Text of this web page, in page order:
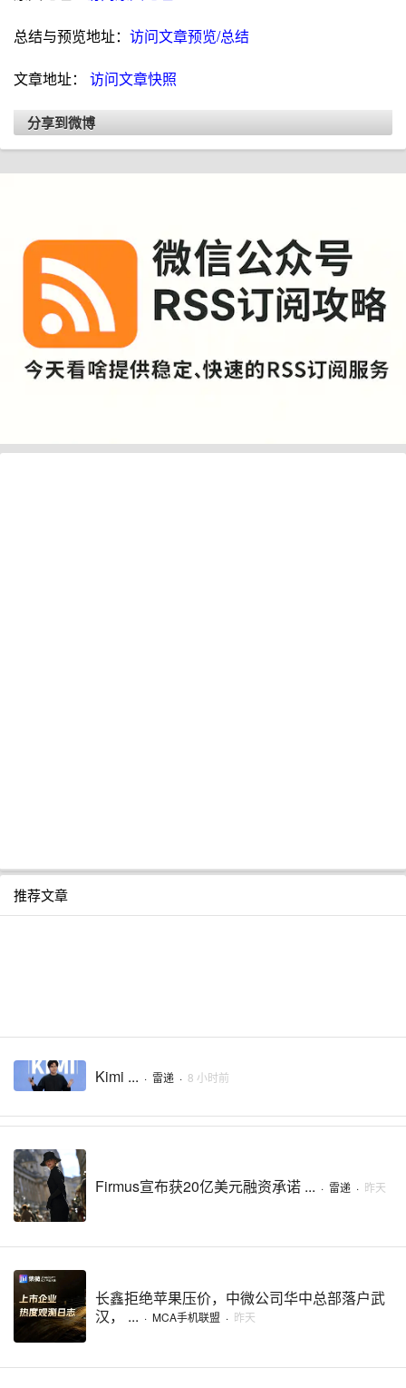
总结与预览地址： 访问文章预览/总结
文章地址： 访问文章快照
分享到微博
推荐文章
Kimi ... · 雷递 · 8 小时前
Firmus宣布获20亿美元融资承诺 ... · 雷递 · 昨天
长鑫拒绝苹果压价，中微公司华中总部落户武
汉， ... · MCA手机联盟 · 昨天